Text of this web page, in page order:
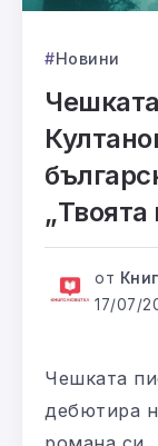
Новини
„Твоята
от
17/07/
Чешката
дебютира